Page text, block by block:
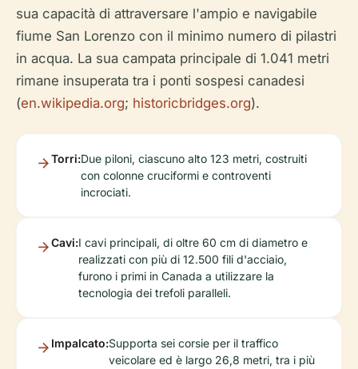
sua capacità di attraversare l'ampio e navigabile
fiume San Lorenzo con il minimo numero di pilastri
in acqua. La sua campata principale di 1.041 metri
rimane insuperata tra i ponti sospesi canadesi
(en.wikipedia.org; historicbridges.org).
Torri:Due piloni, ciascuno alto 123 metri, costruiti
con colonne cruciformi e controventi
incrociati.
Cavi:I cavi principali, di oltre 60 cm di diametro e
realizzati con più di 12.500 fili d'acciaio,
furono i primi in Canada a utilizzare la
tecnologia dei trefoli paralleli.
Impalcato:Supporta sei corsie per il traffico
veicolare ed è largo 26,8 metri, tra i più